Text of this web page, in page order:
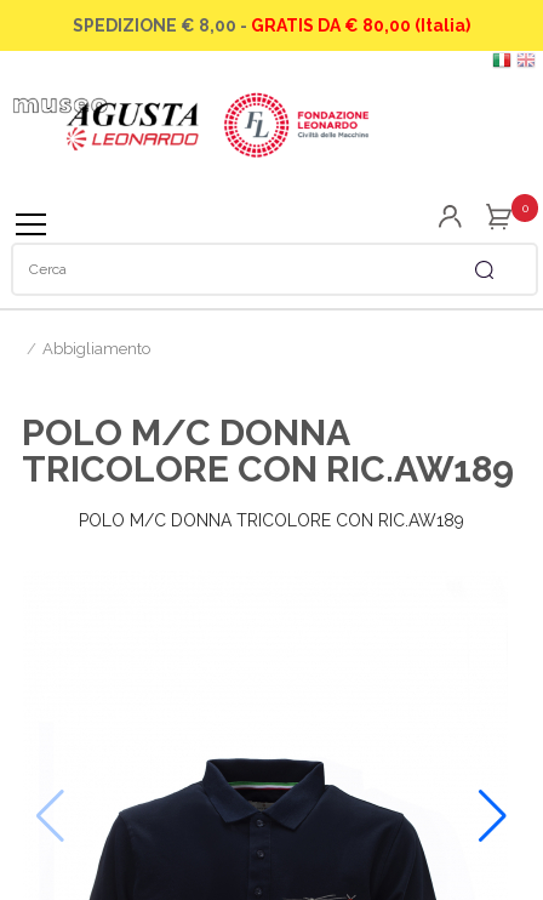
SPEDIZIONE € 8,00 - GRATIS DA € 80,00 (Italia)
0
/ Abbigliamento
POLO M/C DONNA
TRICOLORE CON RIC.AW189
POLO M/C DONNA TRICOLORE CON RIC.AW189
La famiglia
Gli elicotteri
La Caproni vizzola
La famiglia
Abbigliamento
Modellini
Libri